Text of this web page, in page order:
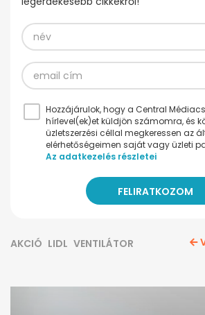
Hozzájárulok, hogy a Central
hírlevel(ek)et küldjön számomra, és
üzletszerzési céllal megkeressen az
elérhetőségeimen saját vagy üzleti
Az adatkezelés részletei
AKCIÓ LIDL VENTILÁTOR